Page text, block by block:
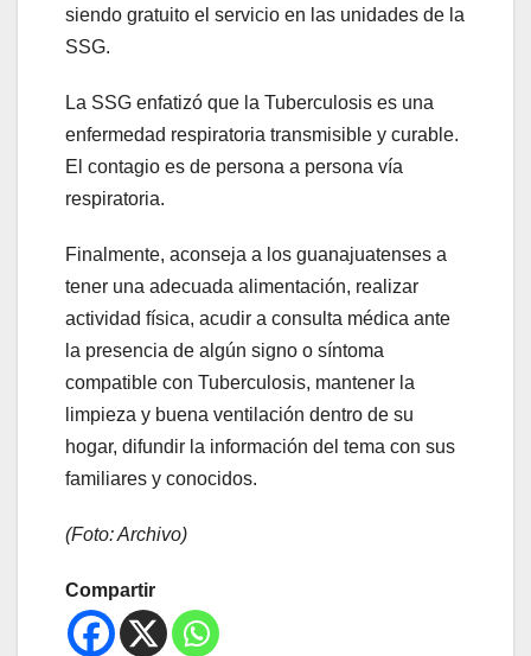
siendo gratuito el servicio en las unidades de la
SSG.
La SSG enfatizó que la Tuberculosis es una
enfermedad respiratoria transmisible y curable.
El contagio es de persona a persona vía
respiratoria.
Finalmente, aconseja a los guanajuatenses a
tener una adecuada alimentación, realizar
actividad física, acudir a consulta médica ante
la presencia de algún signo o síntoma
compatible con Tuberculosis, mantener la
limpieza y buena ventilación dentro de su
hogar, difundir la información del tema con sus
familiares y conocidos.
(Foto: Archivo)
Compartir